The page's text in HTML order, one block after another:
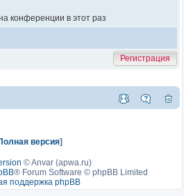
конференции в этот раз
Регистрация
версия]
©Anvar (apwa.ru)
® Forum Software © phpBB Limited
поддержка phpBB